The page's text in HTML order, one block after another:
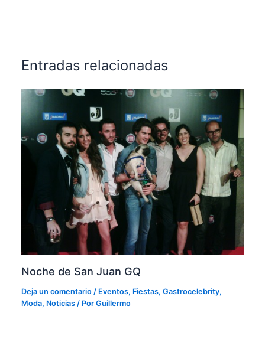
Entradas relacionadas
Noche de San Juan GQ
Deja un comentario / Eventos, Fiestas,Gastrocelebrity,
Moda, Noticias / PorGuillermo